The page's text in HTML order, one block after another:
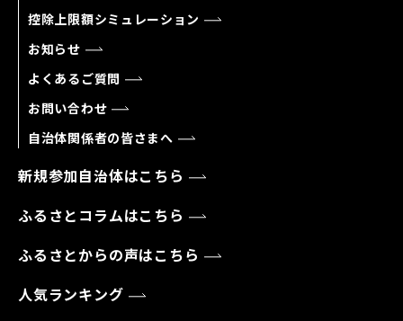
控除上限額シミュレーション
お知らせ
よくあるご質問
お問い合わせ
自治体関係者の皆さまへ
新規参加自治体はこちら
ふるさとコラムはこちら
ふるさとからの声はこちら
人気ランキング